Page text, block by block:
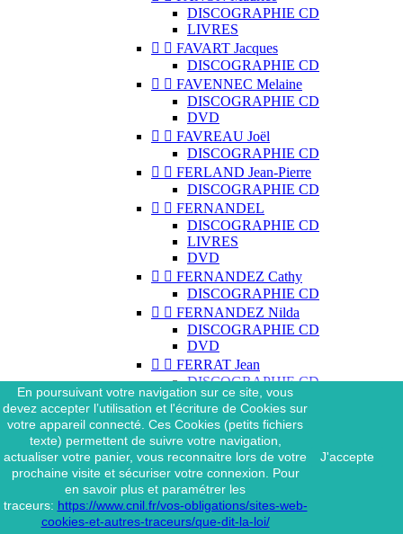
DISCOGRAPHIE CD
LIVRES
  FAVART Jacques
DISCOGRAPHIE CD
  FAVENNEC Melaine
DISCOGRAPHIE CD
DVD
  FAVREAU Joël
DISCOGRAPHIE CD
  FERLAND Jean-Pierre
DISCOGRAPHIE CD
  FERNANDEL
DISCOGRAPHIE CD
LIVRES
DVD
  FERNANDEZ Cathy
DISCOGRAPHIE CD
  FERNANDEZ Nilda
DISCOGRAPHIE CD
DVD
  FERRAT Jean
DISCOGRAPHIE CD
DISCOGRAPHIE 45 TOURS
DISCOGRAPHIE 33 TOURS
DVD
MAGAZINE
  FERRAT Jean & SES
INTERPRÈTES
DISCOGRAPHIE CD
  FERRÉ Léo
En poursuivant votre navigation sur ce site, vous
devez accepter l’utilisation et l'écriture de Cookies sur
votre appareil connecté. Ces Cookies (petits fichiers
texte) permettent de suivre votre navigation,
actualiser votre panier, vous reconnaitre lors de votre
prochaine visite et sécuriser votre connexion. Pour
en savoir plus et paramétrer les
traceurs: https://www.cnil.fr/vos-obligations/sites-web-
cookies-et-autres-traceurs/que-dit-la-loi/
J'accepte